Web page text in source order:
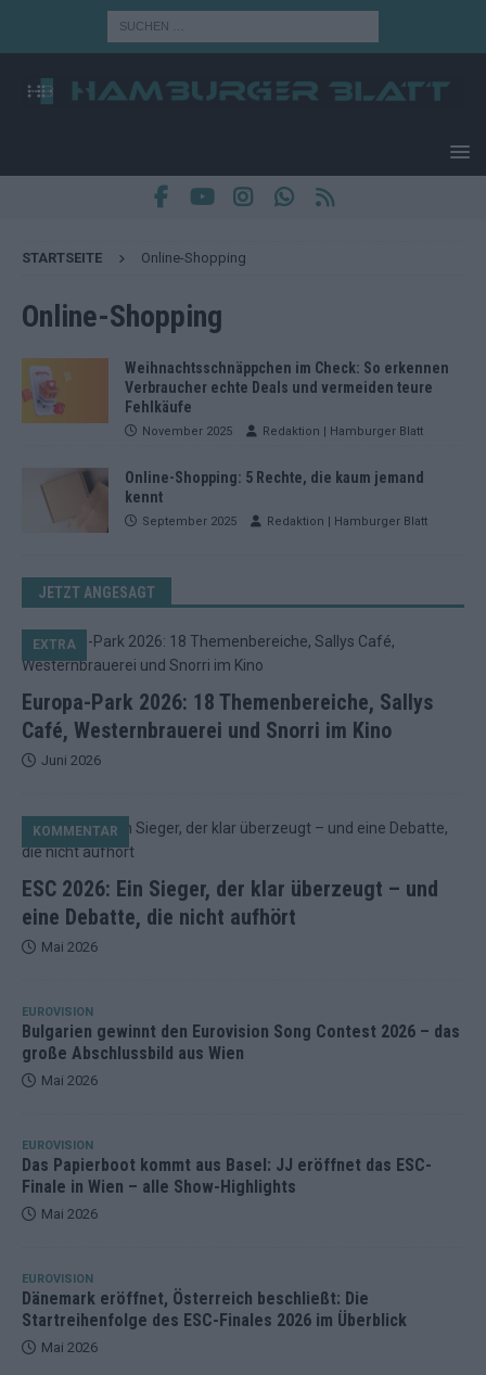
STARTSEITE Online-Shopping
Online-Shopping
Weihnachtsschnäppchen im Check: So erkennen
Verbraucher echte Deals und vermeiden teure
Fehlkäufe
November 2025 Redaktion | Hamburger Blatt
Online-Shopping: 5 Rechte, die kaum jemand
kennt
September 2025 Redaktion | Hamburger Blatt
JETZT ANGESAGT
Europa-Park 2026: 18 Themenbereiche, Sallys
Café, Westernbrauerei und Snorri im Kino
EXTRA
Juni 2026
ESC 2026: Ein Sieger, der klar überzeugt – und
eine Debatte, die nicht aufhört
KOMMENTAR
Mai 2026
EUROVISION
Bulgarien gewinnt den Eurovision Song Contest 2026 – das
große Abschlussbild aus Wien
Mai 2026
EUROVISION
Das Papierboot kommt aus Basel: JJ eröffnet das ESC-
Finale in Wien – alle Show-Highlights
Mai 2026
EUROVISION
Dänemark eröffnet, Österreich beschließt: Die
Startreihenfolge des ESC-Finales 2026 im Überblick
Mai 2026